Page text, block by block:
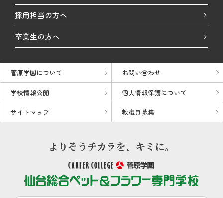
採用担当の方へ
卒業生の方へ
菅原学園について お問い合わせ
学校情報公開 個人情報保護について
サイトマップ 教職員募集